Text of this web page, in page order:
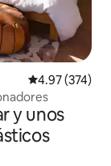
Calificación
4.97 (374)
y unos